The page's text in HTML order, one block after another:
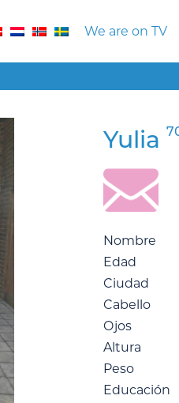
We are on TV
Yulia
Nombre
Edad
Ciudad
Cabello
Ojos
Altura
Peso
Educación